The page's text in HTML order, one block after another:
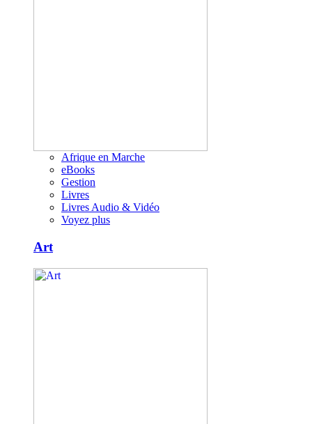
Afrique en Marche
eBooks
Gestion
Livres
Livres Audio & Vidéo
Voyez plus
Art